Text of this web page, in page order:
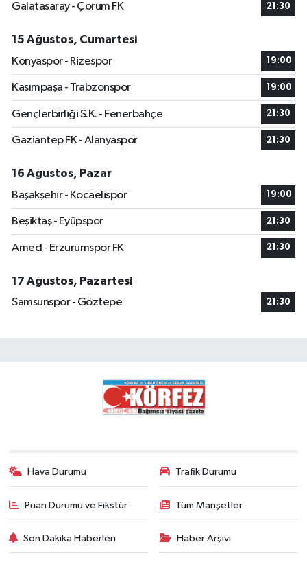
Galatasaray - Çorum FK
21:30
15 Ağustos, Cumartesi
Konyaspor - Rizespor
19:00
Kasımpaşa - Trabzonspor 19:00
Gençlerbirliği S.K. - Fenerbahçe 21:30
Gaziantep FK - Alanyaspor 21:30
16 Ağustos, Pazar
Başakşehir - Kocaelispor
19:00
Beşiktaş - Eyüpspor 21:30
Amed - Erzurumspor FK 21:30
17 Ağustos, Pazartesi
Samsunspor - Göztepe
21:30
Hava Durumu Trafik Durumu
Puan Durumu ve Fikstür Tüm Manşetler
Son Dakika Haberleri Haber Arşivi